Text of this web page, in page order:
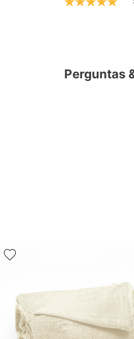
Perguntas